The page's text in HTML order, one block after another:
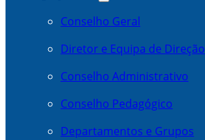
Conselho Geral
Diretor e Equipa de Direção
Conselho Administrativo
Conselho Pedagógico
Departamentos e Grupos